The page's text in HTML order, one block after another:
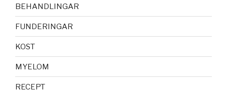
BEHANDLINGAR
FUNDERINGAR
KOST
MYELOM
RECEPT